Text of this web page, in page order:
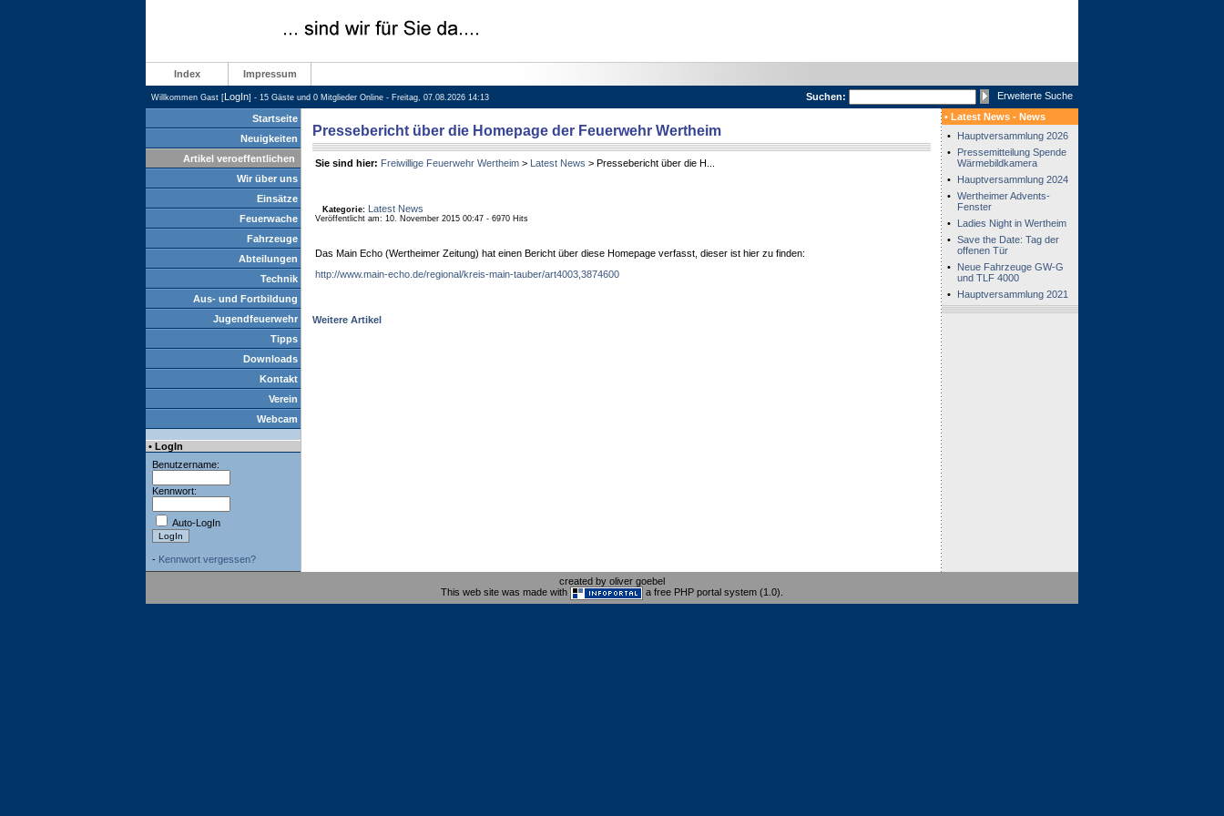
Index Impressum
Willkommen Gast [LogIn] - 15 Gäste und 0 Mitglieder Online - Freitag, 07.08.2026 14:13 Suchen: Erweiterte Suche
Startseite
Neuigkeiten
Artikel veroeffentlichen
Wir über uns
Einsätze
Feuerwache
Fahrzeuge
Abteilungen
Technik
Aus- und Fortbildung
Jugendfeuerwehr
Tipps
Downloads
Kontakt
Verein
Webcam
• LogIn
Benutzername:
Kennwort:
Auto-LogIn
- Kennwort vergessen?
Pressebericht über die Homepage der Feuerwehr Wertheim
Sie sind hier: Freiwillige Feuerwehr Wertheim> Latest News > Pressebericht über die H...
Kategorie: Latest News
Veröffentlicht am: 10. November 2015 00:47 - 6970 Hits
Das Main Echo (Wertheimer Zeitung) hat einen Bericht über diese Homepage verfasst, dieser ist hier zu finden:
http://www.main-echo.de/regional/kreis-main-tauber/art4003,3874600
Weitere Artikel
• Latest News - News
•
Hauptversammlung 2026
•
Pressemitteilung Spende
Wärmebildkamera
•
Hauptversammlung 2024
• Wertheimer Advents-
Fenster
•
Ladies Night in Wertheim
• Save the Date: Tag der
offenen Tür
•
Neue Fahrzeuge GW-G
und TLF 4000
•
Hauptversammlung 2021
created by oliver goebel
This web site was made with
a free PHP portal system (1.0).